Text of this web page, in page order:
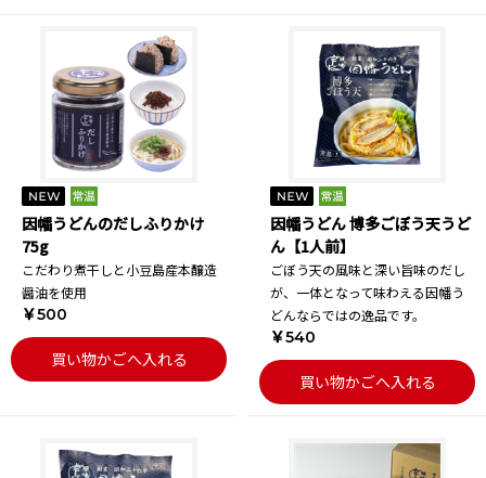
因幡うどんのだしふりかけ
75g
こだわり煮干しと小豆島産本醸造
醤油を使用
￥500
買い物かごへ入れる
因幡うどん 博多ごぼう天うど
ん【1人前】
ごぼう天の風味と深い旨味のだし
が、一体となって味わえる因幡う
どんならではの逸品です。
￥540
買い物かごへ入れる